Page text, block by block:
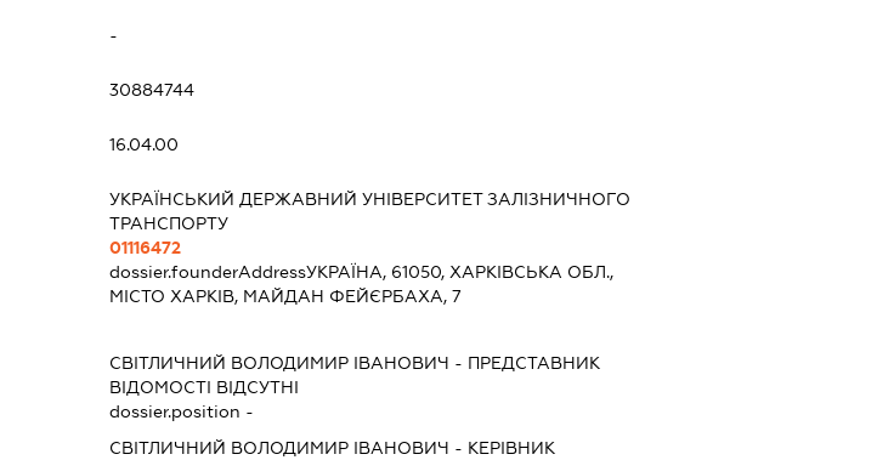
-
30884744
16.04.00
УКРАЇНСЬКИЙ ДЕРЖАВНИЙ УНІВЕРСИТЕТ ЗАЛІЗНИЧНОГО
ТРАНСПОРТУ
01116472
dossier.founderAddressУКРАЇНА, 61050, ХАРКІВСЬКА ОБЛ.,
МІСТО ХАРКІВ, МАЙДАН ФЕЙЄРБАХА, 7
СВІТЛИЧНИЙ ВОЛОДИМИР ІВАНОВИЧ - ПРЕДСТАВНИК
ВІДОМОСТІ ВІДСУТНІ
dossier.position -
СВІТЛИЧНИЙ ВОЛОДИМИР ІВАНОВИЧ - КЕРІВНИК